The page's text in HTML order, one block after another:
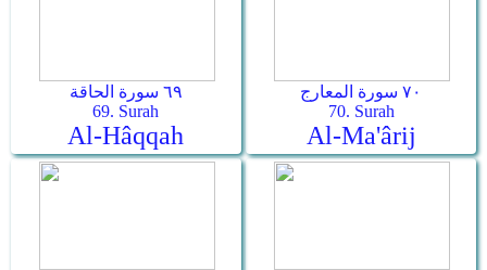
٦٩ سورة الحاقة
69. Surah
Al-Hâqqah
٧٠ سورة المعارج
70. Surah
Al-Ma'ârij